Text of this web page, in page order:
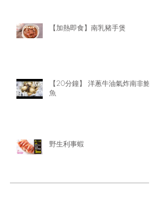
【加熱即食】南乳豬手煲
【20分鐘】 洋蔥牛油氣炸南非鮑
魚
野生利事蝦